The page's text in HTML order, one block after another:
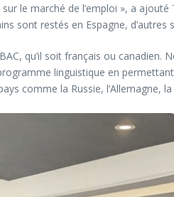
le marché de l’emploi », a
sont restés en Espagne,
qu’il soit français ou canadien.
linguistique en
comme la Russie, l’Allemagne,